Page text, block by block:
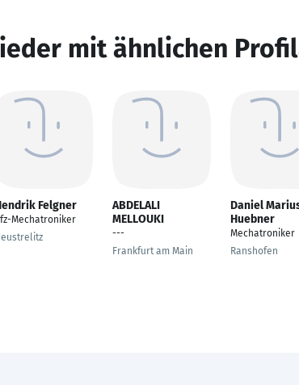
mit ähnlichen
Felgner
Mechatroniker
ABDELALI
MELLOUKI
---
Frankfurt am Main
Daniel
Huebner
Mechatroniker
Ranshofen